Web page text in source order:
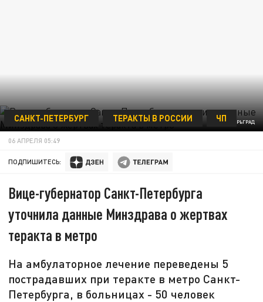
ФОТО: ЦАРЬГРАД
САНКТ-ПЕТЕРБУРГ ТЕРАКТЫ В РОССИИ ЧП
06 АПРЕЛЯ 05:49
ПОДПИШИТЕСЬ:
Вице-губернатор Санкт-Петербурга
уточнила данные Минздрава о жертвах
теракта в метро
На амбулаторное лечение переведены 5
пострадавших при теракте в метро Санкт-
Петербурга, в больницах - 50 человек